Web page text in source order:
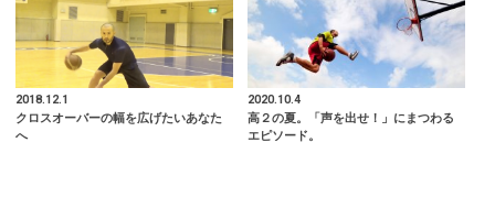
2018.12.1
クロスオーバーの幅を広げたいあなた
へ
2020.10.4
高２の夏。「声を出せ！」にまつわる
エピソード。